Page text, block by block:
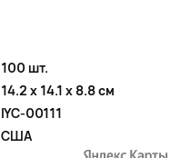
100 шт.
14.2 x 14.1 x 8.8 см
IYC-00111
США